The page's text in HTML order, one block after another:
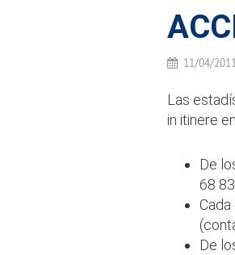
11/04/2011
Las
in itinere
De
68
De